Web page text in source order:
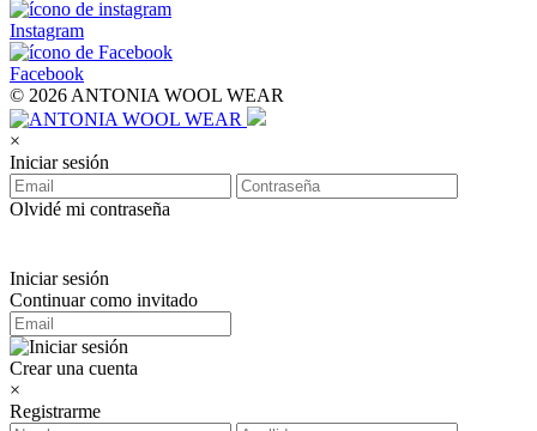
Instagram
Facebook
© 2026 ANTONIA WOOL WEAR
×
Iniciar sesión
Olvidé mi contraseña
Iniciar sesión
Continuar como invitado
Crear una cuenta
×
Registrarme